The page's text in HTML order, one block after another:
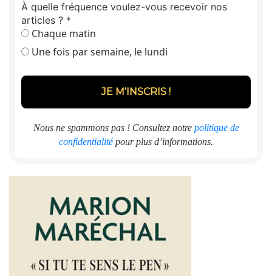
À quelle fréquence voulez-vous recevoir nos
articles ? *
Chaque matin
Une fois par semaine, le lundi
Nous ne spammons pas ! Consultez notre politique de
confidentialitépour plus d’informations.